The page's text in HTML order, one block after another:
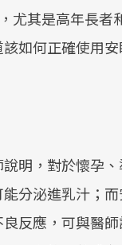
尤其是高年長者
如何正確使用
明，對於懷孕
分泌進乳汁；
反應，可與醫
2025
健康
良醫
發，
根據
現在
因應
「